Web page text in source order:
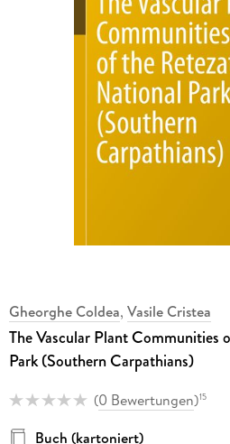
Gheorghe Coldea, Vasile Cristea
The Vascular Plant Communities
Park (Southern Carpathians)
(0 Bewertungen)15
Buch (kartoniert)